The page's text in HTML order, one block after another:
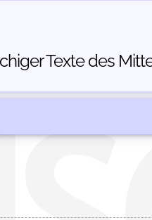
Texte des